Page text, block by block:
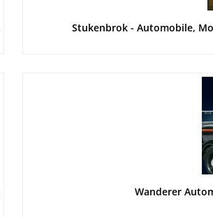
Stukenbrok - Automobile,
Wanderer